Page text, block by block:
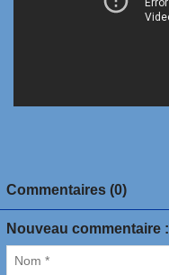
Commentaires (0)
Nouveau commentaire :